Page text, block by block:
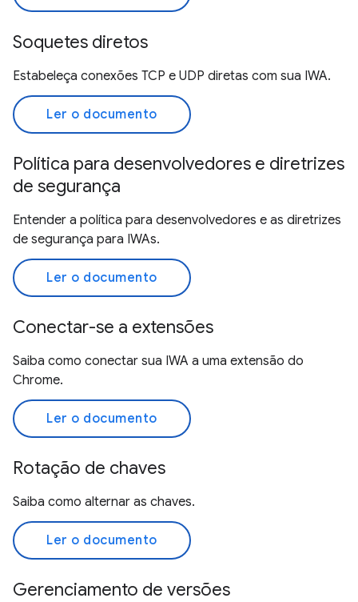
Soquetes diretos
Estabeleça conexões TCP e UDP diretas com sua IWA.
Ler o documento
Política para desenvolvedores e diretrizes
de segurança
Entender a política para desenvolvedores e as diretrizes
de segurança para IWAs.
Ler o documento
Conectar-se a extensões
Saiba como conectar sua IWA a uma extensão do
Chrome.
Ler o documento
Rotação de chaves
Saiba como alternar as chaves.
Ler o documento
Gerenciamento de versões